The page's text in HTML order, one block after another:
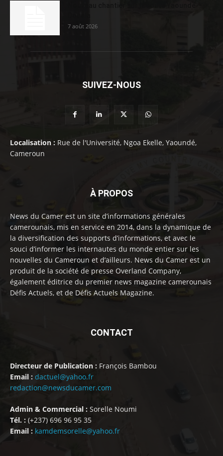
7 août 2026
SUIVEZ-NOUS
Localisation : Rue de l'Université, Ngoa Ekelle, Yaoundé,
Cameroun
À PROPOS
News du Camer est un site d’informations générales
camerounais, mis en service en 2014, dans la dynamique de
la diversification des supports d’informations, et avec le
souci d’informer les internautes du monde entier sur les
nouvelles du Cameroun et d’ailleurs. News du Camer est un
produit de la société de presse Overland Company,
également éditrice du premier news magazine camerounais
Défis Actuels, et de Défis Actuels Magazine.
CONTACT
Directeur de Publication : François Bambou
Email : dactuel@yahoo.fr
redaction@newsducamer.com
Admin & Commercial : Sorelle Noumi
Tél. : (+237) 696 96 95 35
Email : kamdemsorelle@yahoo.fr